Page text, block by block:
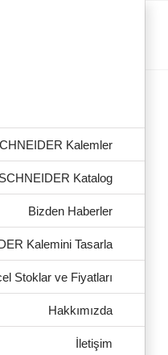
Kalemler
Katalog
Bizden Haberler
Kalemini Tasarla
Stoklar ve Fiyatları
Hakkımızda
İletişim